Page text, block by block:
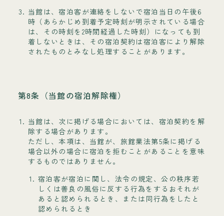
当館は、宿泊客が連絡をしないで宿泊当日の午後6
時（あらかじめ到着予定時刻が明示されている場合
は、その時刻を2時間経過した時刻）になっても到
着しないときは、その宿泊契約は宿泊客により解除
されたものとみなし処理することがあります。
第8条（当館の宿泊解除権）
当館は、次に掲げる場合においては、宿泊契約を解
除する場合があります。
ただし、本項は、当館が、旅館業法第5条に掲げる
場合以外の場合に宿泊を拒むことがあることを意味
するものではありません。
宿泊客が宿泊に関し、法令の規定、公の秩序若
しくは善良の風俗に反する行為をするおそれが
あると認められるとき、または同行為をしたと
認められるとき